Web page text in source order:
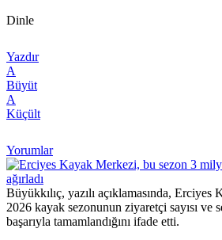
Dinle
Yazdır
A
Büyüt
A
Küçült
Yorumlar
Büyükkılıç, yazılı açıklamasında,
2026 kayak sezonunun ziyaretçi sayısı ve
başarıyla tamamlandığını ifade etti.